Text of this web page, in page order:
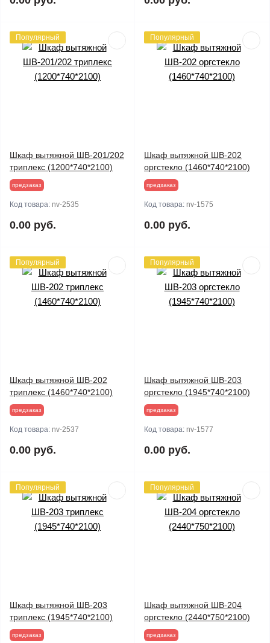
Популярный
Шкаф вытяжной ШВ-201/202
триплекс (1200*740*2100)
предзаказ
Код товара: nv-2535
0.00 руб.
Популярный
Шкаф вытяжной ШВ-202
оргстекло (1460*740*2100)
предзаказ
Код товара: nv-1575
0.00 руб.
Популярный
Шкаф вытяжной ШВ-202
триплекс (1460*740*2100)
предзаказ
Код товара: nv-2537
0.00 руб.
Популярный
Шкаф вытяжной ШВ-203
оргстекло (1945*740*2100)
предзаказ
Код товара: nv-1577
0.00 руб.
Популярный
Шкаф вытяжной ШВ-203
триплекс (1945*740*2100)
предзаказ
Популярный
Шкаф вытяжной ШВ-204
оргстекло (2440*750*2100)
предзаказ